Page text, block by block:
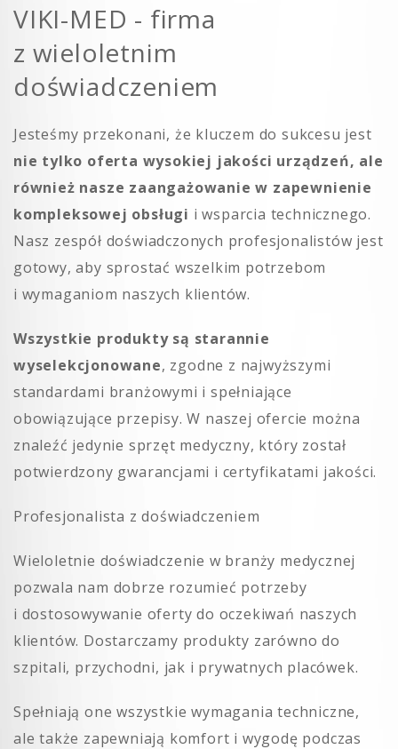
VIKI-MED - firma
z wieloletnim
doświadczeniem
Jesteśmy przekonani, że kluczem do sukcesu jest
nie tylko oferta wysokiej jakości urządzeń, ale
również nasze zaangażowanie w zapewnienie
kompleksowej obsługi i wsparcia technicznego.
Nasz zespół doświadczonych profesjonalistów jest
gotowy, aby sprostać wszelkim potrzebom
i wymaganiom naszych klientów.
Wszystkie produkty są starannie
wyselekcjonowane, zgodne z najwyższymi
standardami branżowymi i spełniające
obowiązujące przepisy. W naszej ofercie można
znaleźć jedynie sprzęt medyczny, który został
potwierdzony gwarancjami i certyfikatami jakości.
Profesjonalista z doświadczeniem
Wieloletnie doświadczenie w branży medycznej
pozwala nam dobrze rozumieć potrzeby
i dostosowywanie oferty do oczekiwań naszych
klientów. Dostarczamy produkty zarówno do
szpitali, przychodni, jak i prywatnych placówek.
Spełniają one wszystkie wymagania techniczne,
ale także zapewniają komfort i wygodę podczas